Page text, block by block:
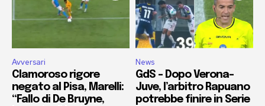
Avversari
Clamoroso rigore
negato al Pisa, Marelli:
“Fallo di De Bruyne,
News
GdS – Dopo Verona-
Juve, l’arbitro Rapuano
potrebbe finire in Serie